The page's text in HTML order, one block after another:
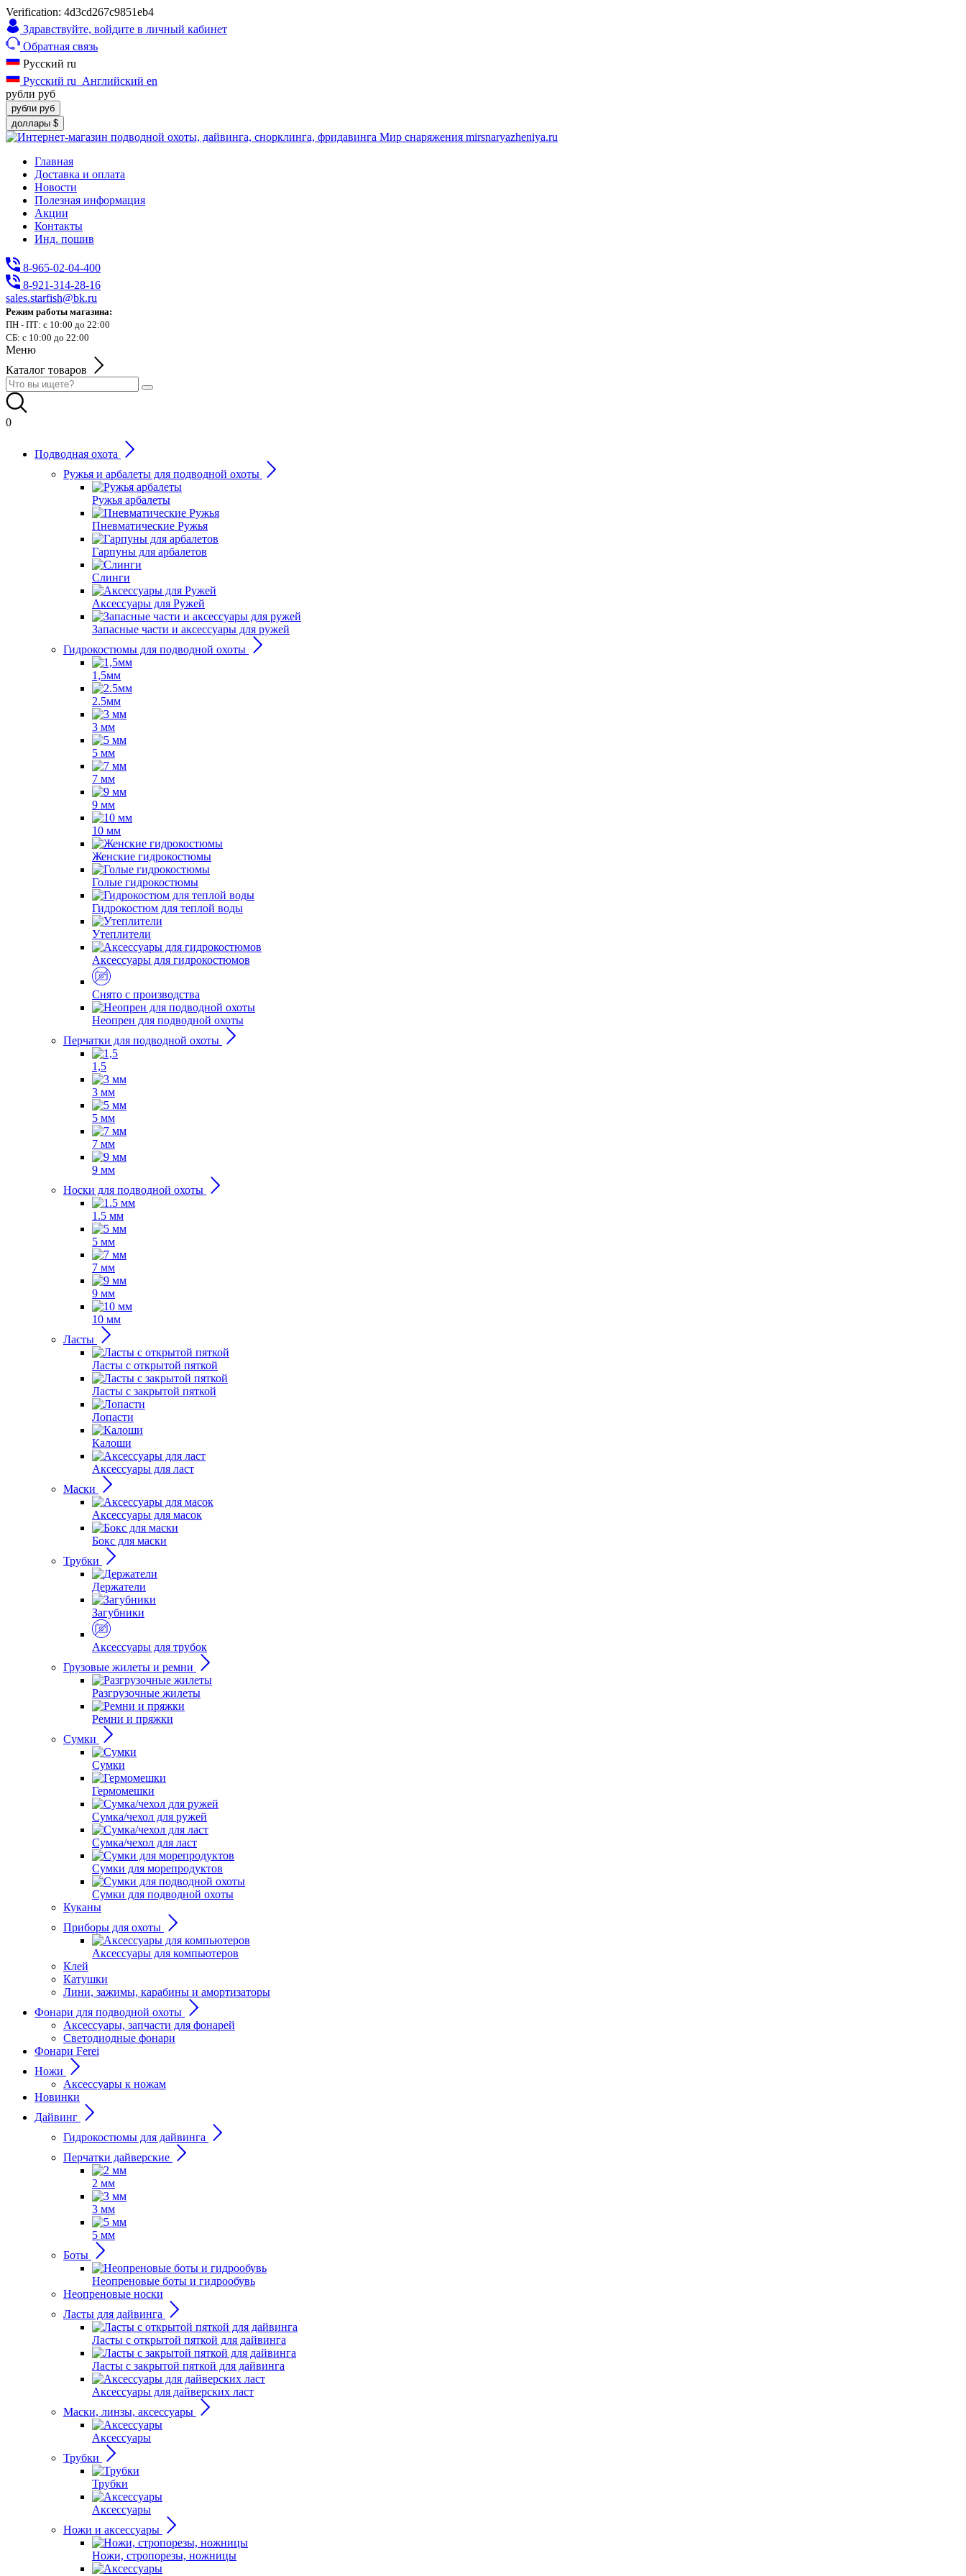
Verification: 4d3cd267c9851eb4
Здравствуйте, войдите в личный кабинет
Обратная связь
Русский ru
Русский ru Английский en
рубли руб
рубли руб
доллары $
Главная
Доставка и оплата
Новости
Полезная информация
Акции
Контакты
Инд. пошив
8-965-02-04-400
8-921-314-28-16
sales.starfish@bk.ru
Режим работы магазина:
ПН - ПТ: с 10:00 до 22:00
СБ: с 10:00 до 22:00
Меню
Каталог товаров
0
Подводная охота
Ружья и арбалеты для подводной охоты
Ружья арбалеты
Пневматические Ружья
Гарпуны для арбалетов
Слинги
Аксессуары для Ружей
Запасные части и аксессуары для ружей
Гидрокостюмы для подводной охоты
1,5мм
2.5мм
3 мм
5 мм
7 мм
9 мм
10 мм
Женские гидрокостюмы
Голые гидрокостюмы
Гидрокостюм для теплой воды
Утеплители
Аксессуары для гидрокостюмов
Снято с производства
Неопрен для подводной охоты
Перчатки для подводной охоты
1,5
3 мм
5 мм
7 мм
9 мм
Носки для подводной охоты
1.5 мм
5 мм
7 мм
9 мм
10 мм
Ласты
Ласты с открытой пяткой
Ласты с закрытой пяткой
Лопасти
Калоши
Аксессуары для ласт
Маски
Аксессуары для масок
Бокс для маски
Трубки
Держатели
Загубники
Аксессуары для трубок
Грузовые жилеты и ремни
Разгрузочные жилеты
Ремни и пряжки
Сумки
Сумки
Гермомешки
Сумка/чехол для ружей
Сумка/чехол для ласт
Сумки для морепродуктов
Сумки для подводной охоты
Куканы
Приборы для охоты
Аксессуары для компьютеров
Клей
Катушки
Лини, зажимы, карабины и амортизаторы
Фонари для подводной охоты
Аксессуары, запчасти для фонарей
Светодиодные фонари
Фонари Ferei
Ножи
Аксессуары к ножам
Новинки
Дайвинг
Гидрокостюмы для дайвинга
Перчатки дайверские
2 мм
3 мм
5 мм
Боты
Неопреновые боты и гидрообувь
Неопреновые носки
Ласты для дайвинга
Ласты с открытой пяткой для дайвинга
Ласты с закрытой пяткой для дайвинга
Аксессуары для дайверских ласт
Маски, линзы, аксессуары
Аксессуары
Трубки
Трубки
Аксессуары
Ножи и аксессуары
Ножи, стропорезы, ножницы